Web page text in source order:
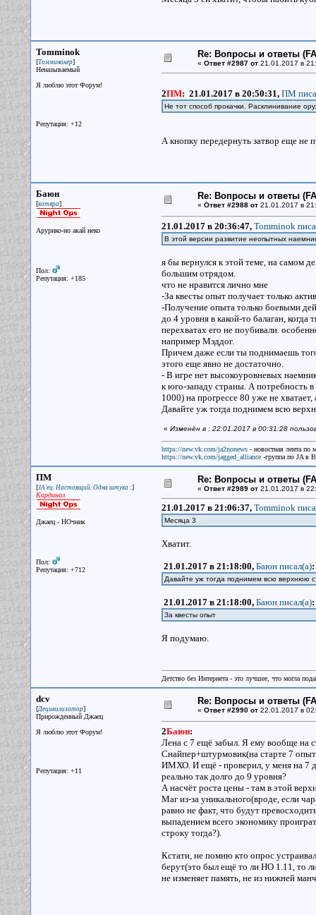
Tomminok
[Томминокер]
Неназываемый
Я люблю этот Форум!
Репутация: +12
Re: Вопросы и ответы
« Ответ #2987 от21.01.2017 в
2ПМ: 21.01.2017 в 20:50:31, ПМ
Не тот способ прокачки. Расклинивание
А кнопку передернуть затвор еще не
Баюн
[котяра]
Арурико-но акай неко
Пол:
Репутация: +185
Re: Вопросы и ответы
« Ответ #2988 от21.01.2017 в
21.01.2017 в 20:36:47, Tomminok
В этой версии развитие неопытных
я бы вернулся к этой теме, на самом
большим отрядом.
что не нравится лично мне
-За квесты опыт получает только
-Получение опыта только боевыми
до 4 уровня в какой-то балаган,
перехватах его не поубивали.
например Мэддог.
Причем даже если ты поднимаешь
этого еще явно не достаточно.
- В игре нет высокоуровневых
к юго-западу страны. А потребность
1000) на прогрессе 80 уже не
Давайте уж тогда поднимем всю
« Изменён в : 22.01.2017 в 00:31:28
https://new.vk.com/ja2nonews- новостная лента по
https://new.vk.com/jagged_alliance-группа по JA в
ПМ
[JA'ец. Настоящий. Одна штука :]
Кардинал
Джаец - НОчник
Пол:
Репутация: +712
Re: Вопросы и ответы
« Ответ #2989 от21.01.2017 в
21.01.2017 в 21:06:37, Tomminok
Месяца 3
Хватит.
21.01.2017 в 21:18:00, Баюн писал(a):
Давайте уж тогда поднимем всю верхнюю
21.01.2017 в 21:18:00, Баюн писал(a):
За квесты опыт
Я подумаю.
Детство без Интернета - это лучшее, что могла
dcv
[Децивилизатор]
Прирожденный Джаец
Я люблю этот Форум!
Репутация: +11
Re: Вопросы и ответы
« Ответ #2990 от22.01.2017 в
2Баюн:
Лена с 7 ещё забыл. Я ему вообще на
Снайпер+штурмовик(на старте 7
ИМХО. И ещё - проверил, у меня на 7
реально так долго до 9 уровня?
А насчёт роста цены - там в этой
Маг из-за уникального(вроде, если
равно не факт, что будут
выпадением всего экономику
строку тогда?).
Кстати, не помню кто опрос
берут(это был ещё то ли НО 1.11, то
не изменяет память, не из нижней